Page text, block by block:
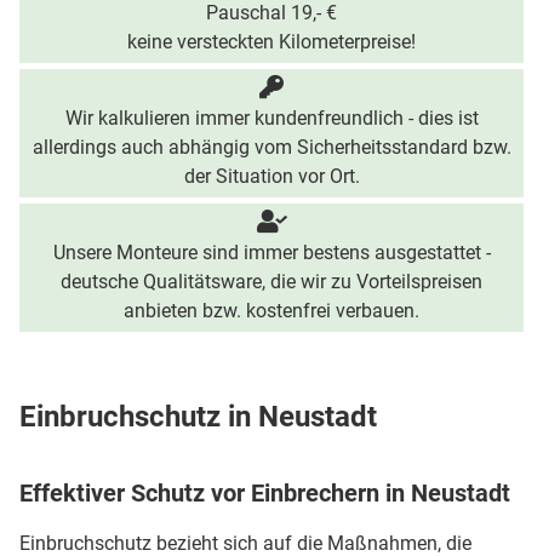
Pauschal 19,- €
keine versteckten Kilometerpreise!
Wir kalkulieren immer kundenfreundlich - dies ist
allerdings auch abhängig vom Sicherheitsstandard bzw.
der Situation vor Ort.
Unsere Monteure sind immer bestens ausgestattet -
deutsche Qualitätsware, die wir zu Vorteilspreisen
anbieten bzw. kostenfrei verbauen.
Einbruchschutz in Neustadt
Effektiver Schutz vor Einbrechern in Neustadt
Einbruchschutz bezieht sich auf die Maßnahmen, die